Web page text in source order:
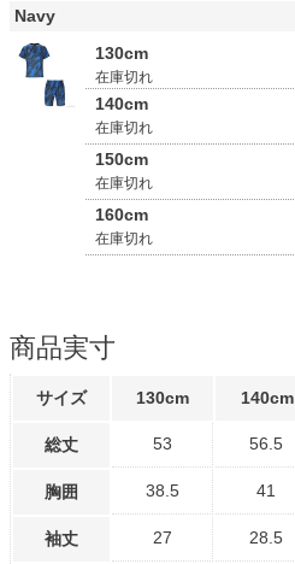
Navy
130cm
在庫切れ
140cm
在庫切れ
150cm
在庫切れ
160cm
在庫切れ
商品実寸
サイズ 130cm 140cm
総丈 53 56.5
胸囲 38.5 41
袖丈 27 28.5